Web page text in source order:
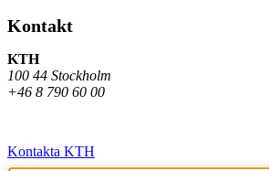
Kontakt
KTH
100 44 Stockholm
+46 8 790 60 00
Kontakta KTH